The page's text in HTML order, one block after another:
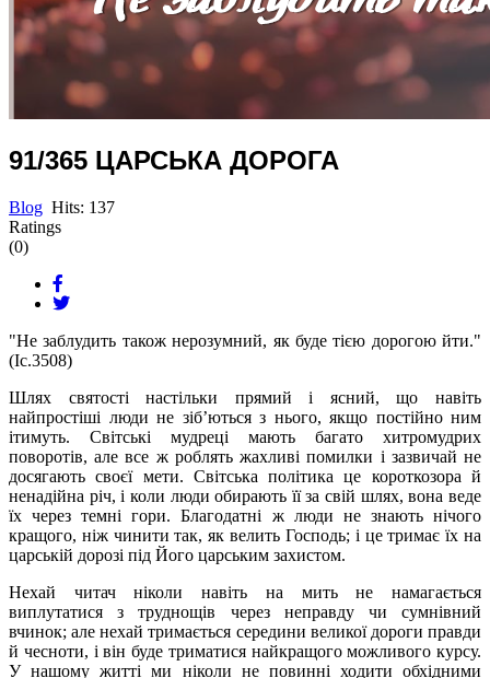
91/365 ЦАРСЬКА ДОРОГА
Blog Hits: 137
Ratings
(0)
"Не заблудить також нерозумний, як буде тією дорогою йти."
(Iс.3508)
Шлях святості настільки прямий і ясний, що навіть
найпростіші люди не зіб’ються з нього, якщо постійно ним
ітимуть. Світські мудреці мають багато хитромудрих
поворотів, але все ж роблять жахливі помилки і зазвичай не
досягають своєї мети. Світська політика це короткозора й
ненадійна річ, і коли люди обирають її за свій шлях, вона веде
їх через темні гори. Благодатні ж люди не знають нічого
кращого, ніж чинити так, як велить Господь; і це тримає їх на
царській дорозі під Його царським захистом.
Нехай читач ніколи навіть на мить не намагається
виплутатися з труднощів через неправду чи сумнівний
вчинок; але нехай тримається середини великої дороги правди
й чесноти, і він буде триматися найкращого можливого курсу.
У нашому житті ми ніколи не повинні ходити обхідними